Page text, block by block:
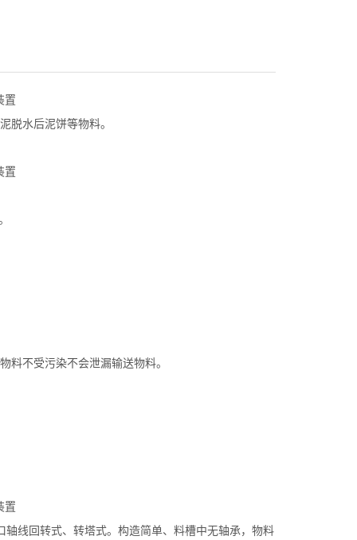
脱水后泥饼等物料。
料不受污染不会泄漏输送物料。
线回转式、转塔式。构造简单、料槽中无轴承，物料